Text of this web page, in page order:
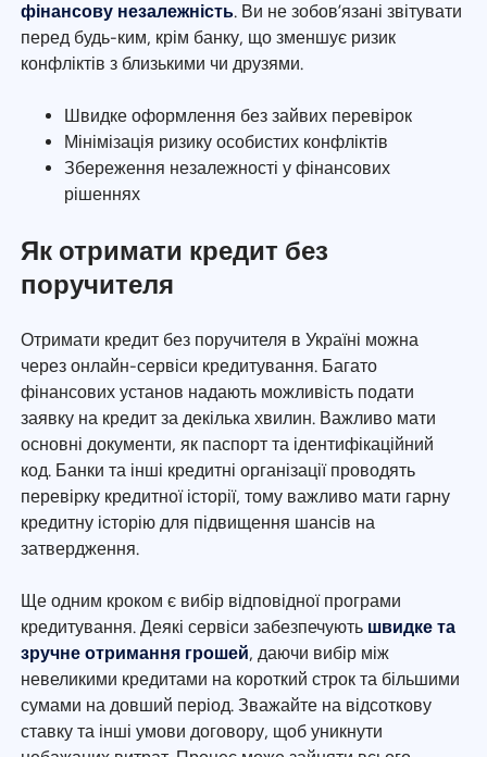
фінансову незалежність. Ви не зобов’язані звітувати
перед будь-ким, крім банку, що зменшує ризик
конфліктів з близькими чи друзями.
Швидке оформлення без зайвих перевірок
Мінімізація ризику особистих конфліктів
Збереження незалежності у фінансових
рішеннях
Як отримати кредит без
поручителя
Отримати кредит без поручителя в Україні можна
через онлайн-сервіси кредитування. Багато
фінансових установ надають можливість подати
заявку на кредит за декілька хвилин. Важливо мати
основні документи, як паспорт та ідентифікаційний
код. Банки та інші кредитні організації проводять
перевірку кредитної історії, тому важливо мати гарну
кредитну історію для підвищення шансів на
затвердження.
Ще одним кроком є вибір відповідної програми
кредитування. Деякі сервіси забезпечують швидке та
зручне отримання грошей, даючи вибір між
невеликими кредитами на короткий строк та більшими
сумами на довший період. Зважайте на відсоткову
ставку та інші умови договору, щоб уникнути